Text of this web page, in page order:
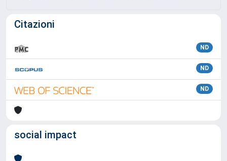
Citazioni
ND
ND
ND
social impact